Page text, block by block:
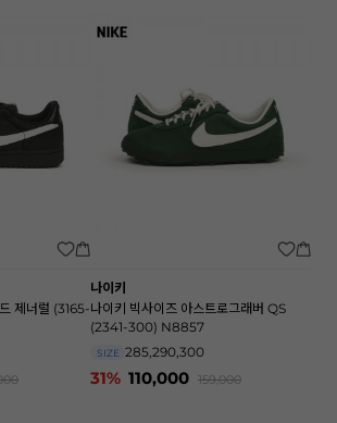
제너럴 (3165-
나이키
나이키 빅사이즈 아스트로그래버 QS
(2341-300) N8857
SIZE 285,290,300
31% 110,000 159,000